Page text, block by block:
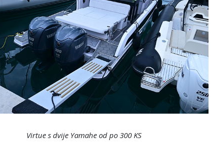
Virtue s dvije Yamahe od po 300 KS